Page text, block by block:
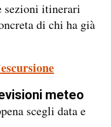
sezioni itinerari
di chi ha già
meteo
scegli data e